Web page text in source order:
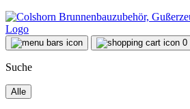
0
Suche
Alle